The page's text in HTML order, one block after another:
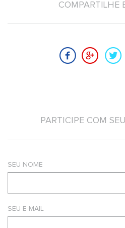
COMPARTILHE
PARTICIPE COM
SEU NOME
SEU E-MAIL